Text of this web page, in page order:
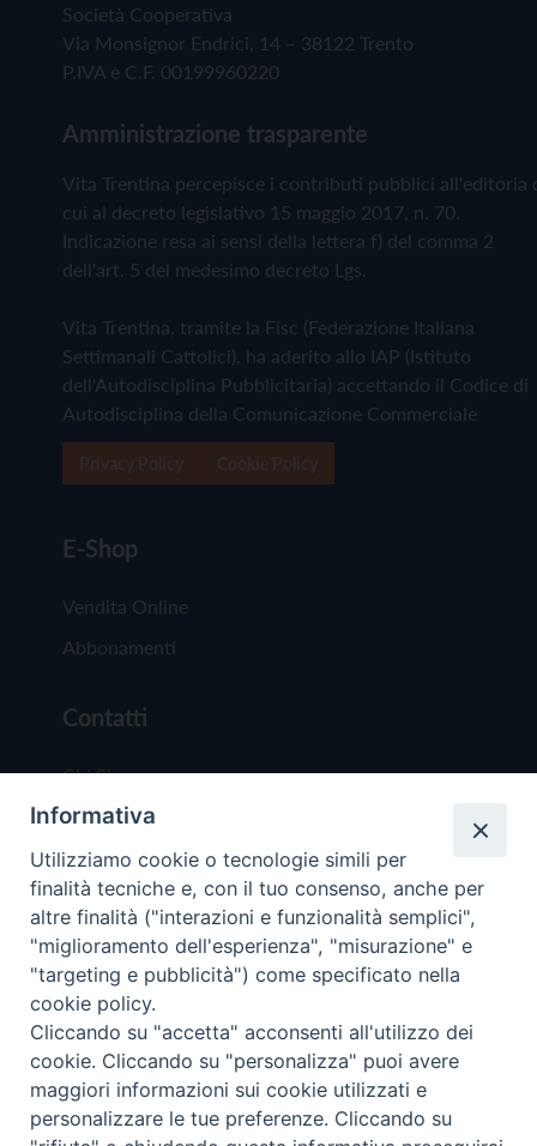
Società Cooperativa
Via Monsignor Endrici, 14 – 38122 Trento
P.IVA e C.F. 00199960220
Amministrazione trasparente
Vita Trentina percepisce i contributi pubblici all'editoria
cui al decreto legislativo 15 maggio 2017, n. 70.
Indicazione resa ai sensi della lettera f) del comma 2
dell'art. 5 del medesimo decreto Lgs.
Vita Trentina, tramite la Fisc (Federazione Italiana
Settimanali Cattolici), ha aderito allo IAP (Istituto
dell'Autodisciplina Pubblicitaria) accettando il Codice di
Autodisciplina della Comunicazione Commerciale
E-Shop
Vendita Online
Abbonamenti
Contatti
Chi Siamo
Redazione
Scrivici
Copyright © 2019 - Tutti i diritti riservati - Vita
Trentina Editrice
Privacy Policy
Torna
Informativa
Utilizziamo cookie o tecnologie simili per
finalità tecniche e, con il tuo consenso, anche per
altre finalità ("interazioni e funzionalità semplici",
"miglioramento dell'esperienza", "misurazione" e
"targeting e pubblicità") come specificato nella
cookie policy.
Cliccando su "accetta" acconsenti all'utilizzo dei
cookie. Cliccando su "personalizza" puoi avere
maggiori informazioni sui cookie utilizzati e
personalizzare le tue preferenze. Cliccando su